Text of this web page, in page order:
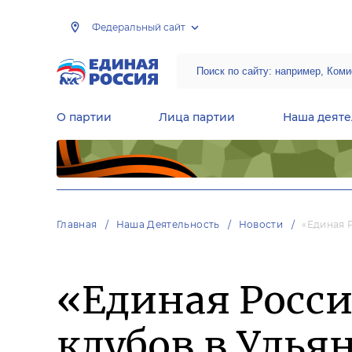
Федеральный сайт
О партии Лица партии Наша
Главная Наша Деятельность Новости «Единая
«Единая